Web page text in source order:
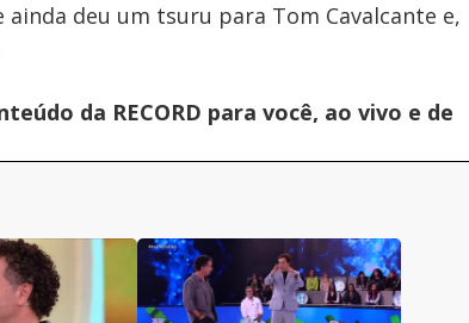
deu um tsuru para Tom Cavalcante e,
da RECORD para você, ao vivo e de